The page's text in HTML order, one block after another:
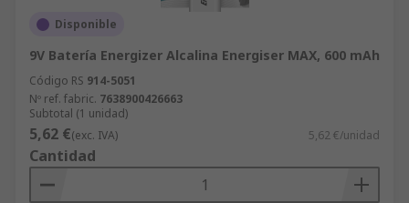
Disponible
9V Batería Energizer Alcalina Energiser MAX, 600 mAh
Código RS 914-5051
Nº ref. fabric. 7638900426663
Subtotal (1 unidad)
5,62 €(exc. IVA) 5,62 €/unidad
Cantidad